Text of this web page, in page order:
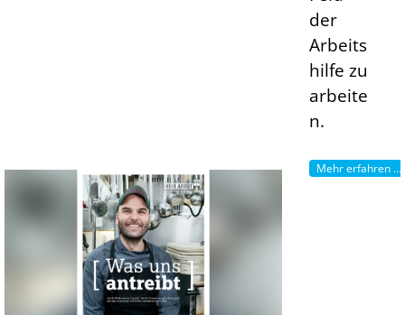
der
Arbeits
hilfe zu
arbeite
n.
Mehr erfahren ...